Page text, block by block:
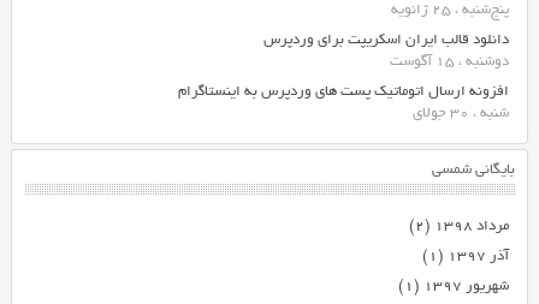
پنج‌شنبه ، 25 ژانویه
دانلود قالب ایران اسکریپت برای وردپرس
دوشنبه ، 15 آگوست
افزونه ارسال اتوماتیک پست های وردپرس به اینستاگرام
شنبه ، 30 جولای
بایگانی شمسی
مرداد ۱۳۹۸
(۲)
آذر ۱۳۹۷
(۱)
شهریور ۱۳۹۷
(۱)